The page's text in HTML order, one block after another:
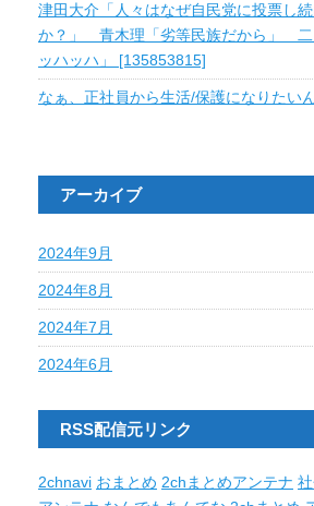
津田大介「人々はなぜ自民党に投票し
か？」 青木理「劣等民族だから」 二
ッハッハ」 [135853815]
なぁ、正社員から生活/保護になりたい
アーカイブ
2024年9月
2024年8月
2024年7月
2024年6月
RSS配信元リンク
2chnavi おまとめ 2chまとめアンテナ